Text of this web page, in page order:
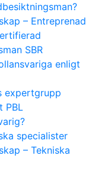
– Entreprenad
SBR
enligt
expertgrupp
PBL
specialister
– Tekniska